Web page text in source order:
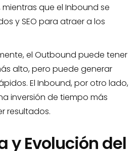
que el Inbound se
y SEO para atraer a los
el Outbound puede tener
alto, pero puede generar
El Inbound, por otro lado,
inversión de tiempo más
resultados.
y Evolución del